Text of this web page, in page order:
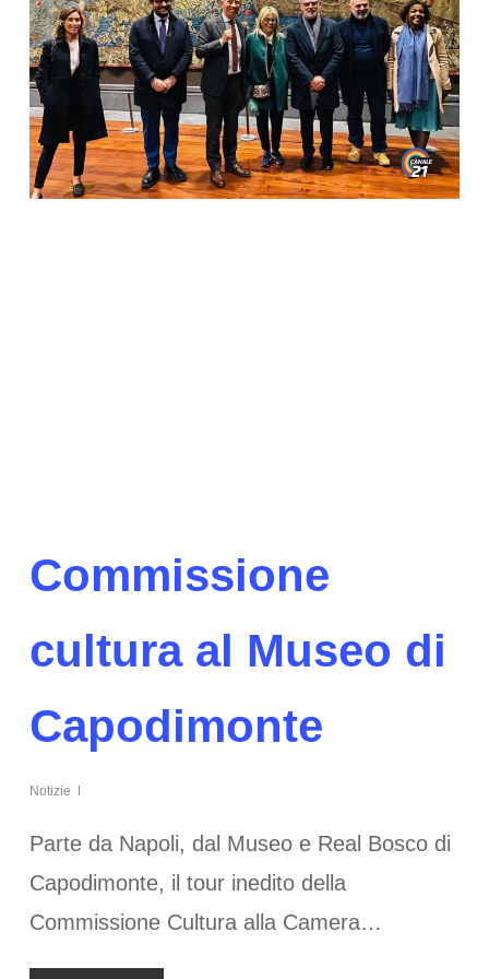
Commissione
cultura al Museo di
Capodimonte
Notizie
Parte da Napoli, dal Museo e Real Bosco di
Capodimonte, il tour inedito della
Commissione Cultura alla Camera…